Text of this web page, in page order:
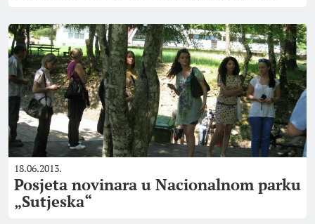
18.06.2013.
Posjeta novinara u Nacionalnom parku
„Sutjeska“